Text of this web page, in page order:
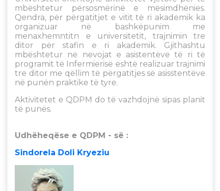
mbështetur përsosmërinë e mësimdhënies.
Qendra, për përgatitjet e vitit të ri akademik ka
organizuar në bashkëpunim me
menaxhemntitn e universitetit, trajnimin tre
ditor për stafin e ri akademik. Gjithashtu
mbështetur në nevojat e asistentëve të ri të
programit të Infermierisë është realizuar trajnimi
tre ditor me qëllim të përgatitjes së asisstentëve
në punën praktike të tyre.
Aktivitetet e QDPM do të vazhdojnë sipas planit
të punës.
Udhëheqëse e QDPM - së :
Sindorela Doli Kryeziu